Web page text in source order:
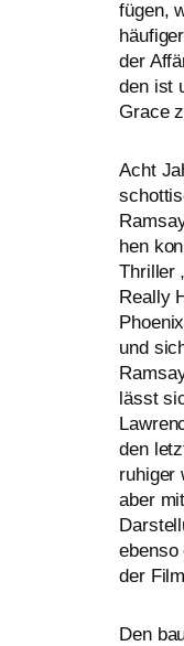
fügen,
der
den ist
Grace
Acht
hen
Thriller
Really
und
lässt
den
ruhi­ger
aber
der
Den